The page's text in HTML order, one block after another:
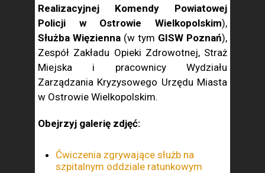
Realizacyjnej Komendy Powiatowej
Policji w Ostrowie Wielkopolskim),
Służba Więzienna (w tym GISW Poznań),
Zespół Zakładu Opieki Zdrowotnej, Straż
Miejska i pracownicy Wydziału
Zarządzania Kryzysowego Urzędu Miasta
w Ostrowie Wielkopolskim.
Obejrzyj galerię zdjęć:
Ćwiczenia zgrywające służb na
szpitalnym oddziale ratunkowym